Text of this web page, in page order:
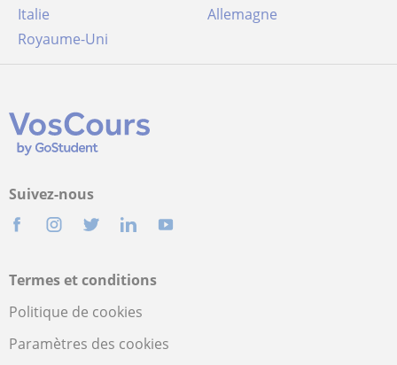
Italie
Allemagne
Royaume-Uni
Suivez-nous
Termes et conditions
Politique de cookies
Paramètres des cookies